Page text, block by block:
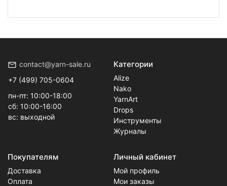
contact@yarn-sale.ru
+7 (499) 705-0604
пн-пт: 10:00-18:00
сб: 10:00-16:00
вс: выходной
Категории
Alize
Nako
YarnArt
Drops
Инструменты
Журналы
Покупателям
Доставка
Оплата
Личный кабинет
Мой профиль
Мои заказы